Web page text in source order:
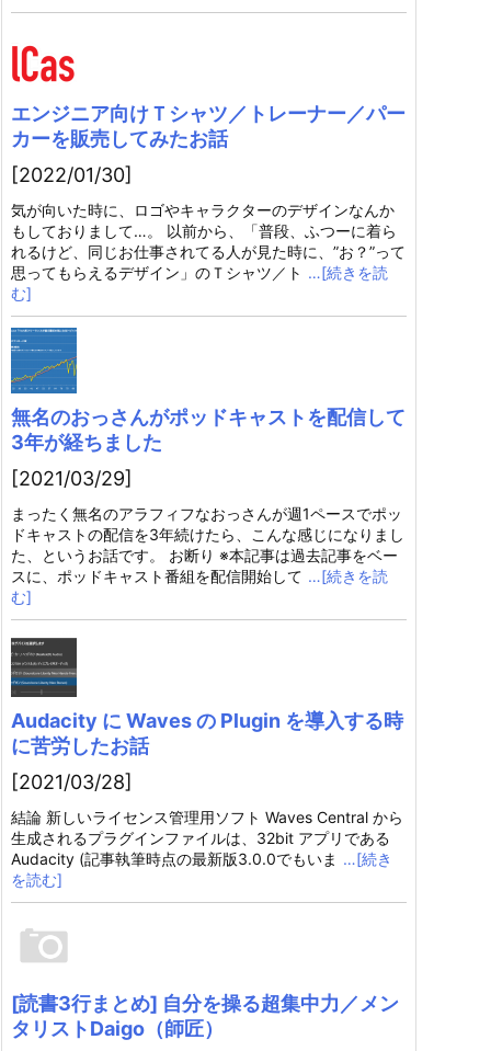
エンジニア向けＴシャツ／トレーナー／パー
カーを販売してみたお話
[2022/01/30]
気が向いた時に、ロゴやキャラクターのデザインなんか
もしておりまして…。 以前から、「普段、ふつーに着ら
れるけど、同じお仕事されてる人が見た時に、”お？”って
思ってもらえるデザイン」のＴシャツ／ト …[続きを読
む]
無名のおっさんがポッドキャストを配信して
3年が経ちました
[2021/03/29]
まったく無名のアラフィフなおっさんが週1ペースでポッ
ドキャストの配信を3年続けたら、こんな感じになりまし
た、というお話です。 お断り ※本記事は過去記事をベー
スに、ポッドキャスト番組を配信開始して …[続きを読
む]
Audacity に Waves の Plugin を導入する時
に苦労したお話
[2021/03/28]
結論 新しいライセンス管理用ソフト Waves Central から
生成されるプラグインファイルは、32bit アプリである
Audacity (記事執筆時点の最新版3.0.0でもいま …[続き
を読む]
[読書3行まとめ] 自分を操る超集中力／メン
タリストDaigo（師匠）